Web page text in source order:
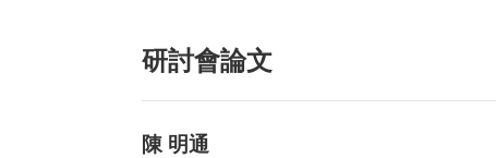
研討會論文
陳 明通